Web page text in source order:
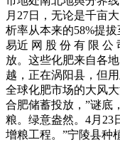
月27日，无论是千亩
析率从本来的58%提
易近 网 股 份 有 限 公
放。这些化肥来自各
越，正在涡阳县，但
全球化肥市场的大风
合肥储蓄投放，”谜底
粮。绿意盎然。4月23
增粮工程。”宁陵县种